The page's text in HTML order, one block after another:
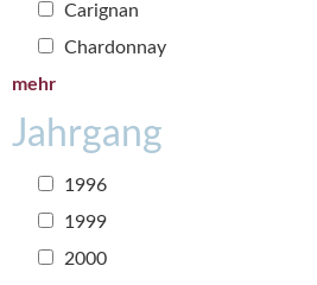
Carignan
Chardonnay
mehr
Jahrgang
1996
1999
2000